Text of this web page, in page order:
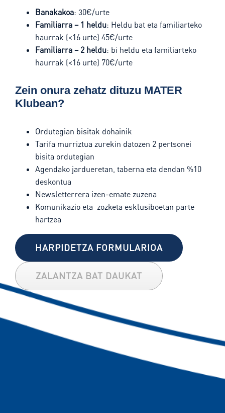
Banakakoa: 30€/urte
Familiarra – 1 heldu: Heldu bat eta familiarteko
haurrak (<16 urte) 45€/urte
Familiarra – 2 heldu: bi heldu eta familiarteko
haurrak (<16 urte) 70€/urte
Zein onura zehatz dituzu MATER
Klubean?
Ordutegian bisitak dohainik
Tarifa murriztua zurekin datozen 2 pertsonei
bisita ordutegian
Agendako jardueretan, taberna eta dendan %10
deskontua
Newsletterrera izen-emate zuzena
Komunikazio eta zozketa esklusiboetan parte
hartzea
HARPIDETZA FORMULARIOA
ZALANTZA BAT DAUKAT